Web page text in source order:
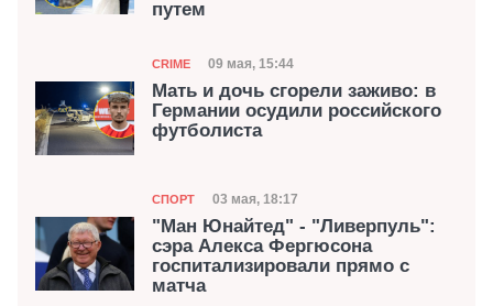
путем
Категория
CRIME Дата публикации
09 мая, 15:44
Мать и дочь сгорели заживо: в
Германии осудили российского
футболиста
Категория
СПОРТ Дата публикации
03 мая, 18:17
"Ман Юнайтед" - "Ливерпуль":
сэра Алекса Фергюсона
госпитализировали прямо с
матча